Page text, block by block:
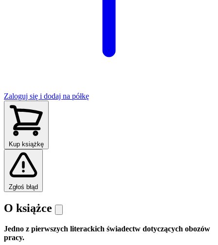
Zaloguj się i dodaj na półkę
Kup książkę
Zgłoś błąd
O książce
Jedno z pierwszych literackich świadectw dotyczących obozów
pracy.